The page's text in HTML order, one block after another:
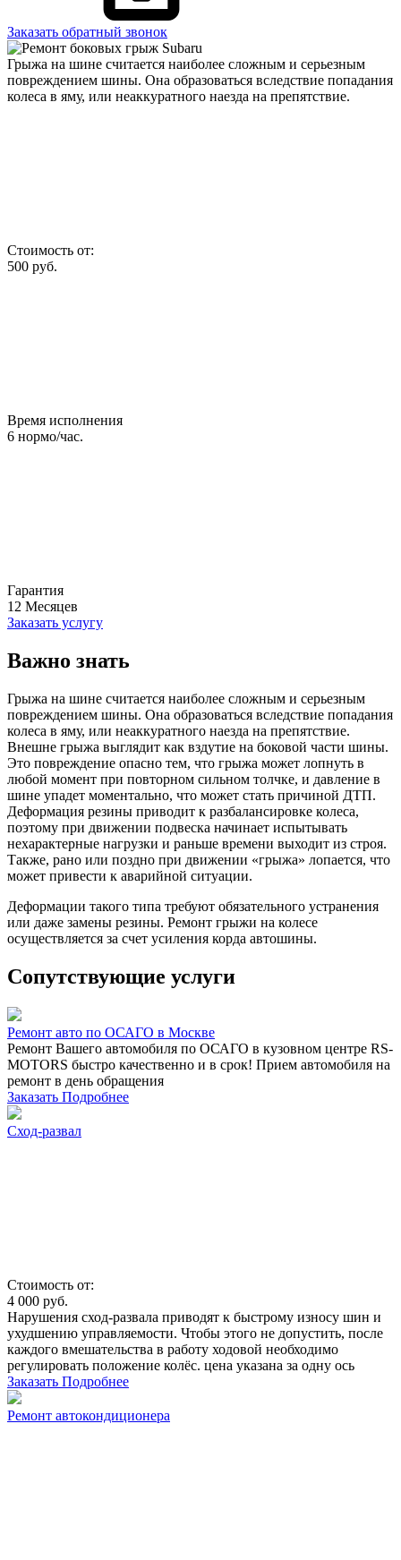
Заказать обратный звонок
Грыжа на шине считается наиболее сложным и серьезным
повреждением шины. Она образоваться вследствие попадания
колеса в яму, или неаккуратного наезда на препятствие.
Стоимость от:
500 руб.
Время исполнения
6 нормо/час.
Гарантия
12 Месяцев
Заказать услугу
Важно знать
Грыжа на шине считается наиболее сложным и серьезным
повреждением шины. Она образоваться вследствие попадания
колеса в яму, или неаккуратного наезда на препятствие.
Внешне грыжа выглядит как вздутие на боковой части шины.
Это повреждение опасно тем, что грыжа может лопнуть в
любой момент при повторном сильном толчке, и давление в
шине упадет моментально, что может стать причиной ДТП.
Деформация резины приводит к разбалансировке колеса,
поэтому при движении подвеска начинает испытывать
нехарактерные нагрузки и раньше времени выходит из строя.
Также, рано или поздно при движении «грыжа» лопается, что
может привести к аварийной ситуации.
Деформации такого типа требуют обязательного устранения
или даже замены резины. Ремонт грыжи на колесе
осуществляется за счет усиления корда автошины.
Сопутствующие услуги
Ремонт авто по ОСАГО в Москве
Ремонт Вашего автомобиля по ОСАГО в кузовном центре RS-
MOTORS быстро качественно и в срок! Прием автомобиля на
ремонт в день обращения
Заказать Подробнее
Сход-развал
Стоимость от:
4 000 руб.
Нарушения сход-развала приводят к быстрому износу шин и
ухудшению управляемости. Чтобы этого не допустить, после
каждого вмешательства в работу ходовой необходимо
регулировать положение колёс. цена указана за одну ось
Заказать Подробнее
Ремонт автокондиционера